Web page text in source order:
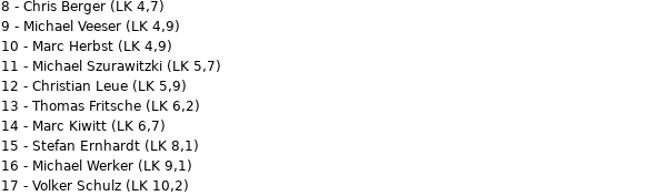
8 - Chris Berger (LK 4,7)
9 - Michael Veeser (LK 4,9)
10 - Marc Herbst (LK 4,9)
11 - Michael Szurawitzki (LK 5,7)
12 - Christian Leue (LK 5,9)
13 - Thomas Fritsche (LK 6,2)
14 - Marc Kiwitt (LK 6,7)
15 - Stefan Ernhardt (LK 8,1)
16 - Michael Werker (LK 9,1)
17 - Volker Schulz (LK 10,2)